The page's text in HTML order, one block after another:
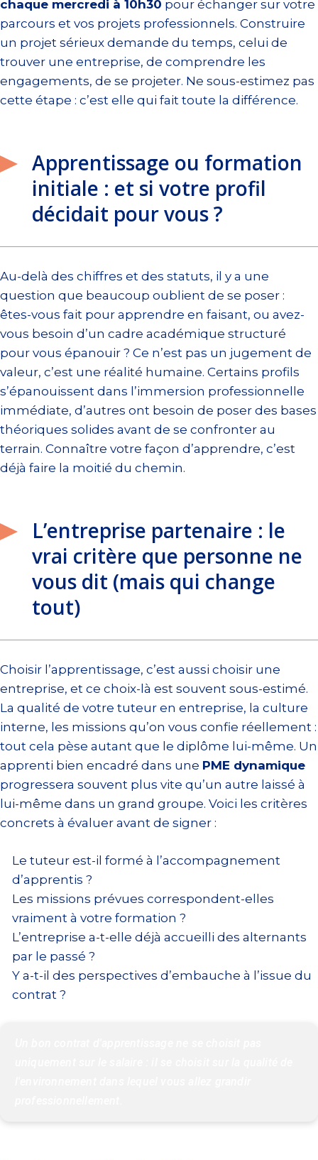
chaque mercredi à 10h30 pour échanger sur votre
parcours et vos projets professionnels. Construire
un projet sérieux demande du temps, celui de
trouver une entreprise, de comprendre les
engagements, de se projeter. Ne sous-estimez pas
cette étape : c’est elle qui fait toute la différence.
Apprentissage ou formation
initiale : et si votre profil
décidait pour vous ?
Au-delà des chiffres et des statuts, il y a une
question que beaucoup oublient de se poser :
êtes-vous fait pour apprendre en faisant, ou avez-
vous besoin d’un cadre académique structuré
pour vous épanouir ? Ce n’est pas un jugement de
valeur, c’est une réalité humaine. Certains profils
s’épanouissent dans l’immersion professionnelle
immédiate, d’autres ont besoin de poser des bases
théoriques solides avant de se confronter au
terrain. Connaître votre façon d’apprendre, c’est
déjà faire la moitié du chemin.
L’entreprise partenaire : le
vrai critère que personne ne
vous dit (mais qui change
tout)
Choisir l’apprentissage, c’est aussi choisir une
entreprise, et ce choix-là est souvent sous-estimé.
La qualité de votre tuteur en entreprise, la culture
interne, les missions qu’on vous confie réellement :
tout cela pèse autant que le diplôme lui-même. Un
apprenti bien encadré dans une PME dynamique
progressera souvent plus vite qu’un autre laissé à
lui-même dans un grand groupe. Voici les critères
concrets à évaluer avant de signer :
Le tuteur est-il formé à l’accompagnement
d’apprentis ?
Les missions prévues correspondent-elles
vraiment à votre formation ?
L’entreprise a-t-elle déjà accueilli des alternants
par le passé ?
Y a-t-il des perspectives d’embauche à l’issue du
contrat ?